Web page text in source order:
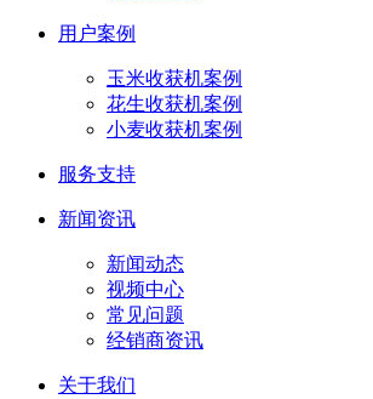
用户案例
玉米收获机案例
花生收获机案例
小麦收获机案例
服务支持
新闻资讯
新闻动态
视频中心
常见问题
经销商资讯
关于我们